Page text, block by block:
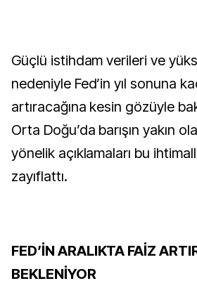
Güçlü istihdam verileri ve
nedeniyle Fed’in yıl sonuna
artıracağına kesin gözüyle
Orta Doğu’da barışın yakın
yönelik açıklamaları bu
zayıflattı.
FED’İN ARALIKTA FAİZ
BEKLENİYOR